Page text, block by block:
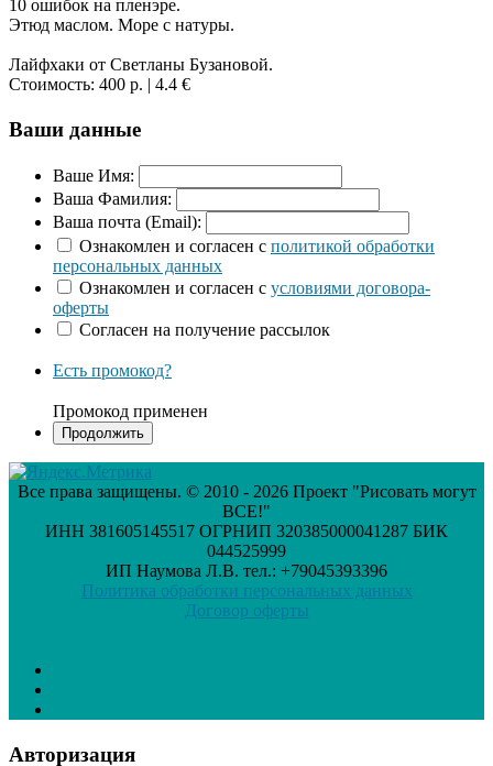
10 ошибок на пленэре.
Этюд маслом. Море с натуры.
Лайфхаки от Светланы Бузановой.
Стоимость: 400 р. | 4.4 €
Ваши данные
Ваше Имя:
Ваша Фамилия:
Ваша почта (Email):
Ознакомлен и согласен с политикой обработки
персональных данных
Ознакомлен и согласен с условиями договора-
оферты
Согласен на получение рассылок
Есть промокод?
Промокод применен
Все права защищены. © 2010 - 2026 Проект "Рисовать могут
ВСЕ!"
ИНН 381605145517 ОГРНИП 320385000041287 БИК
044525999
ИП Наумова Л.В. тел.: +79045393396
Политика обработки персональных данных
Договор оферты
Авторизация